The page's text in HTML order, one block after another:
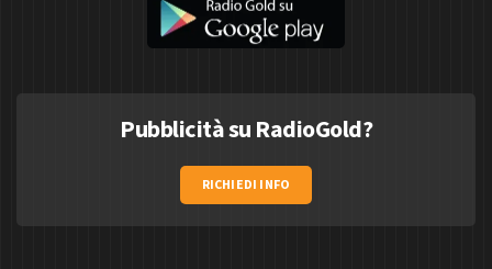
Pubblicità su RadioGold?
RICHIEDI INFO